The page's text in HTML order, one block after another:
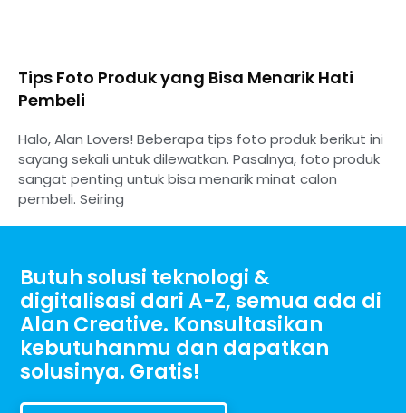
Tips Foto Produk yang Bisa Menarik Hati
Pembeli
Halo, Alan Lovers! Beberapa tips foto produk berikut ini
sayang sekali untuk dilewatkan. Pasalnya, foto produk
sangat penting untuk bisa menarik minat calon
pembeli. Seiring
Butuh solusi teknologi &
digitalisasi dari A-Z, semua ada di
Alan Creative. Konsultasikan
kebutuhanmu dan dapatkan
solusinya. Gratis!